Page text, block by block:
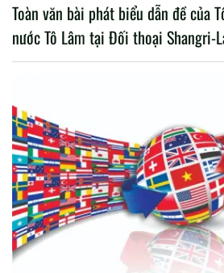
Toàn văn bài phát biểu dẫn đề của
nước Tô Lâm tại Đối thoại Shangri-